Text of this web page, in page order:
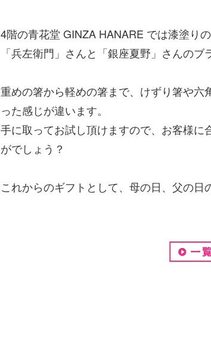
4階の青花堂 GINZA HANARE では漆塗り
「兵左衛門」さんと「銀座夏野」さんのブ
重めの箸から軽めの箸まで、けずり箸や
った感じが違います。
手に取ってお試し頂けますので、お客様
がでしょう？
これからのギフトとして、母の日、父の日